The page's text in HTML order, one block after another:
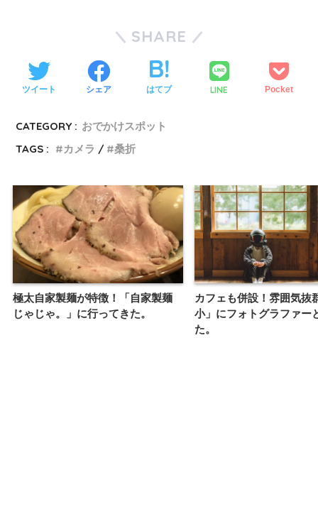
SHARE
ツイート シェア はてブ LINE Pocket
CATEGORY : おでかけスポット
TAGS :
カメラ 桑折
極太自家製麺が特徴！「自家製麺
じゃじゃ。」に行ってきた。
カフェも併設！雰囲気抜
小」にフォトグラファー
た。